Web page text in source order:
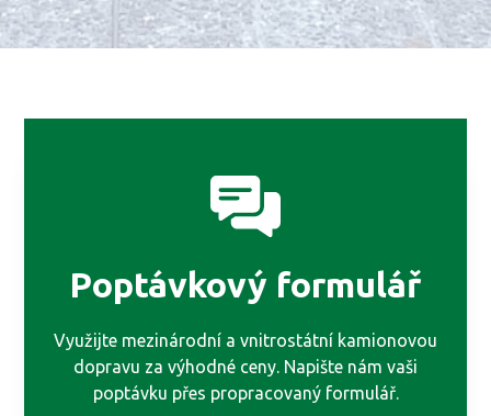
Poptávkový formulář
Využijte mezinárodní a vnitrostátní kamionovou
dopravu za výhodné ceny. Napište nám vaši
poptávku přes propracovaný formulář.